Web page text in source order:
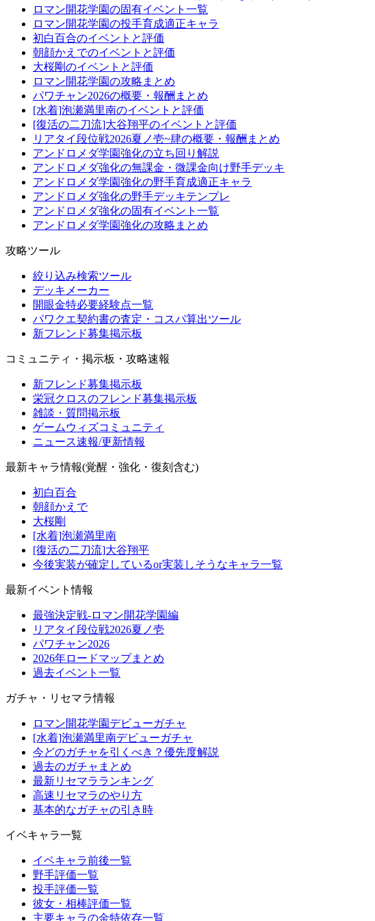
ロマン開花学園の固有イベント一覧
ロマン開花学園の投手育成適正キャラ
初白百合のイベントと評価
朝顔かえでのイベントと評価
大桜剛のイベントと評価
ロマン開花学園の攻略まとめ
パワチャン2026の概要・報酬まとめ
[水着]泡瀬満里南のイベントと評価
[復活の二刀流]大谷翔平のイベントと評価
リアタイ段位戦2026夏ノ壱~肆の概要・報酬まとめ
アンドロメダ学園強化の立ち回り解説
アンドロメダ強化の無課金・微課金向け野手デッキ
アンドロメダ学園強化の野手育成適正キャラ
アンドロメダ強化の野手デッキテンプレ
アンドロメダ強化の固有イベント一覧
アンドロメダ学園強化の攻略まとめ
攻略ツール
絞り込み検索ツール
デッキメーカー
開眼金特必要経験点一覧
パワクエ契約書の査定・コスパ算出ツール
新フレンド募集掲示板
コミュニティ・掲示板・攻略速報
新フレンド募集掲示板
栄冠クロスのフレンド募集掲示板
雑談・質問掲示板
ゲームウィズコミュニティ
ニュース速報/更新情報
最新キャラ情報(覚醒・強化・復刻含む)
初白百合
朝顔かえで
大桜剛
[水着]泡瀬満里南
[復活の二刀流]大谷翔平
今後実装が確定しているor実装しそうなキャラ一覧
最新イベント情報
最強決定戦-ロマン開花学園編
リアタイ段位戦2026夏ノ壱
パワチャン2026
2026年ロードマップまとめ
過去イベント一覧
ガチャ・リセマラ情報
ロマン開花学園デビューガチャ
[水着]泡瀬満里南デビューガチャ
今どのガチャを引くべき？優先度解説
過去のガチャまとめ
最新リセマラランキング
高速リセマラのやり方
基本的なガチャの引き時
イベキャラ一覧
イベキャラ前後一覧
野手評価一覧
投手評価一覧
彼女・相棒評価一覧
主要キャラの金特依存一覧